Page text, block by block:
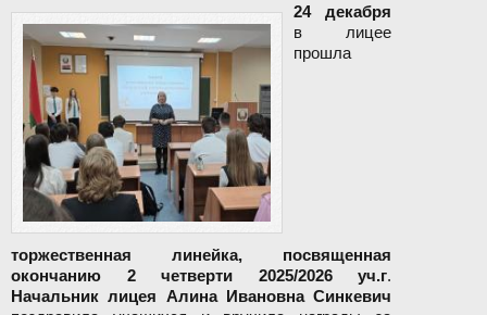
24 декабря
в лицее
прошла
торжественная линейка, посвященная
окончанию 2 четверти 2025/2026 уч.г.
Начальник лицея Алина Ивановна Синкевич